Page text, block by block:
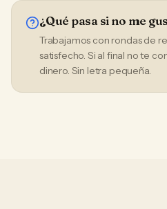
¿Qué pasa si no me
Trabajamos con rondas de
satisfecho. Si al final no te
dinero. Sin letra pequeña.